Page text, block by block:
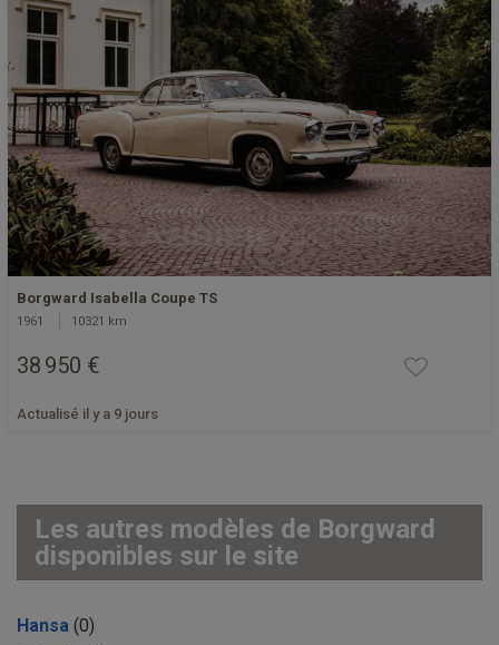
Borgward Isabella Coupe TS
1961 10321 km
38 950 €
Actualisé il y a 9 jours
Les autres modèles de Borgward
disponibles sur le site
Hansa (0)